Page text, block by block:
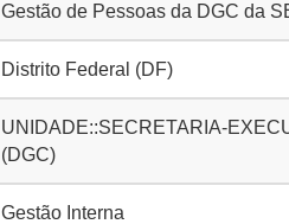
Gestão de Pessoas da DGC da
Distrito Federal (DF)
UNIDADE::SECRETARIA-
(DGC)
Gestão Interna